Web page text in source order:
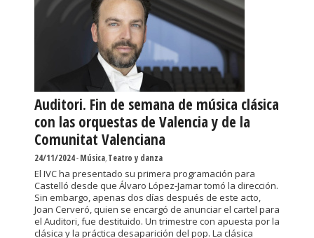
Auditori. Fin de semana de música clásica
con las orquestas de Valencia y de la
Comunitat Valenciana
24/11/2024-Música,Teatro y danza
El IVC ha presentado su primera programación para
Castelló desde que Álvaro López-Jamar tomó la dirección.
Sin embargo, apenas dos días después de este acto,
Joan Cerveró, quien se encargó de anunciar el cartel para
el Auditori, fue destituido. Un trimestre con apuesta por la
clásica y la práctica desaparición del pop. La clásica